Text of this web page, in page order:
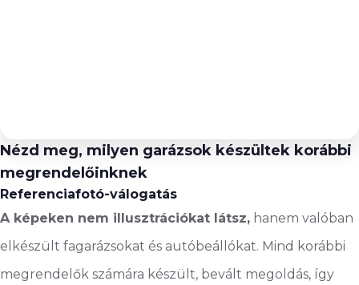
Nézd meg, milyen garázsok készültek korábbi
megrendelőinknek
Referenciafotó-válogatás
A képeken nem illusztrációkat látsz, hanem valóban
elkészült fagarázsokat és autóbeállókat. Mind korábbi
megrendelők számára készült, bevált megoldás, így